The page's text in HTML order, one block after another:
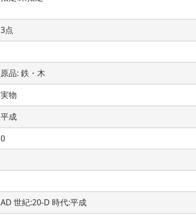
3点
原品: 鉄・木
実物
平成
0
AD 世紀:20-D 時代:平成